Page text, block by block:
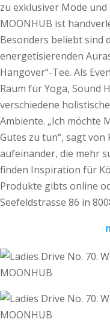
zu exklusiver Mode und
MOONHUB ist
Besonders beliebt sind
energetisierenden
Hangover“-Tee. Als
Raum für Yoga, Sound
verschiedene
Ambiente. „Ich möchte
Gutes zu tun“, sagt
aufeinander, die mehr
finden Inspiration für
Produkte gibts online
Seefeldstrasse 86 in